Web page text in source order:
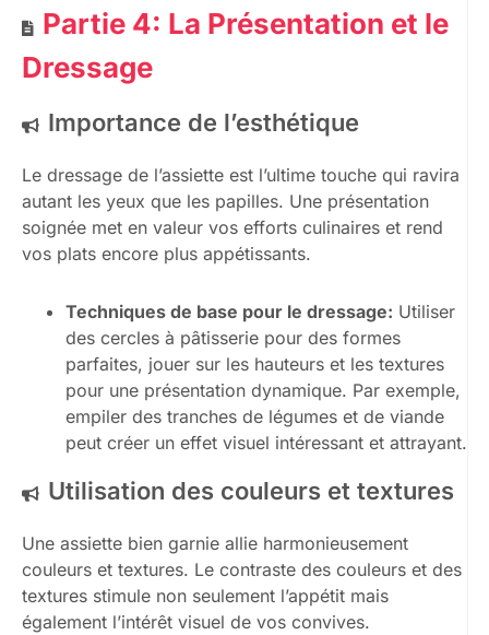
Partie 4: La Présentation et le
Dressage
Importance de l’esthétique
Le dressage de l’assiette est l’ultime touche qui ravira
autant les yeux que les papilles. Une présentation
soignée met en valeur vos efforts culinaires et rend
vos plats encore plus appétissants.
Techniques de base pour le dressage: Utiliser
des cercles à pâtisserie pour des formes
parfaites, jouer sur les hauteurs et les textures
pour une présentation dynamique. Par exemple,
empiler des tranches de légumes et de viande
peut créer un effet visuel intéressant et attrayant.
Utilisation des couleurs et textures
Une assiette bien garnie allie harmonieusement
couleurs et textures. Le contraste des couleurs et des
textures stimule non seulement l’appétit mais
également l’intérêt visuel de vos convives.